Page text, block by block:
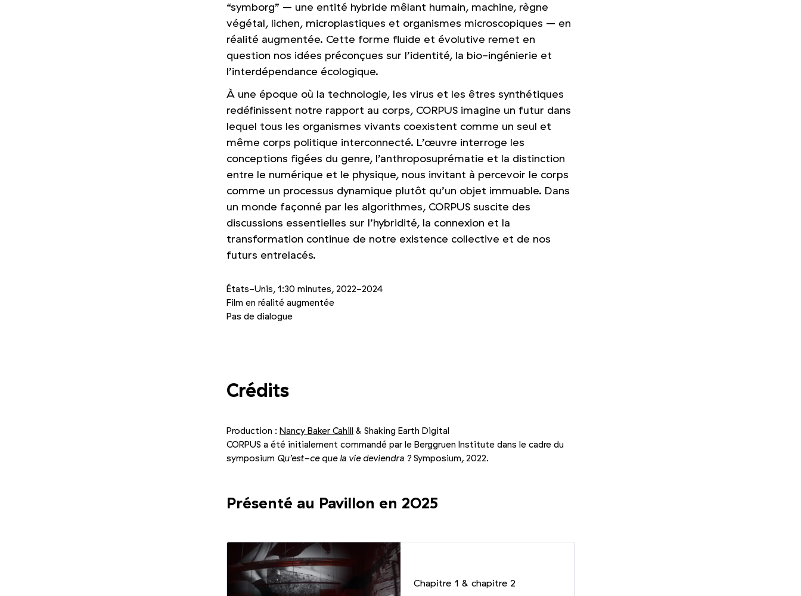
“symborg” – une entité hybride mêlant humain, machine, règne
végétal, lichen, microplastiques et organismes microscopiques – en
réalité augmentée. Cette forme fluide et évolutive remet en
question nos idées préconçues sur l’identité, la bio-ingénierie et
l’interdépendance écologique.
À une époque où la technologie, les virus et les êtres synthétiques
redéfinissent notre rapport au corps, CORPUS imagine un futur dans
lequel tous les organismes vivants coexistent comme un seul et
même corps politique interconnecté. L’œuvre interroge les
conceptions figées du genre, l’anthroposuprématie et la distinction
entre le numérique et le physique, nous invitant à percevoir le corps
comme un processus dynamique plutôt qu’un objet immuable. Dans
un monde façonné par les algorithmes, CORPUS suscite des
discussions essentielles sur l’hybridité, la connexion et la
transformation continue de notre existence collective et de nos
futurs entrelacés.
États-Unis, 1:30 minutes, 2022-2024
Film en réalité augmentée
Pas de dialogue
Crédits
Production : Nancy Baker Cahill & Shaking Earth Digital
CORPUS a été initialement commandé par le Berggruen Institute dans le cadre du
symposium Qu’est-ce que la vie deviendra ? Symposium, 2022.
Présenté au Pavillon en 2025
Chapitre 1& chapitre 2